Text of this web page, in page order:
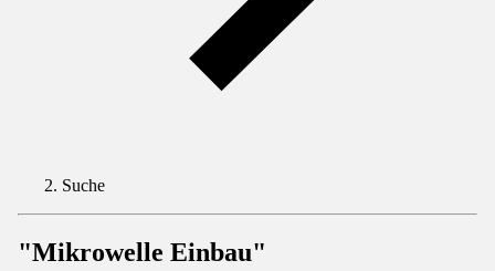
Suche
"Mikrowelle Einbau"